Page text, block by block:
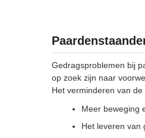
Gedragsproblemen bij
op zoek zijn naar
Het verminderen van
Meer beweging
Het leveren van